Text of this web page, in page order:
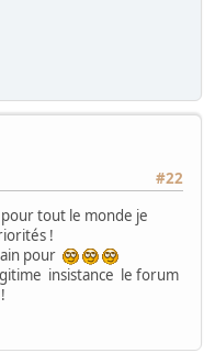
#22
tout le monde je
!
pour
insistance le forum